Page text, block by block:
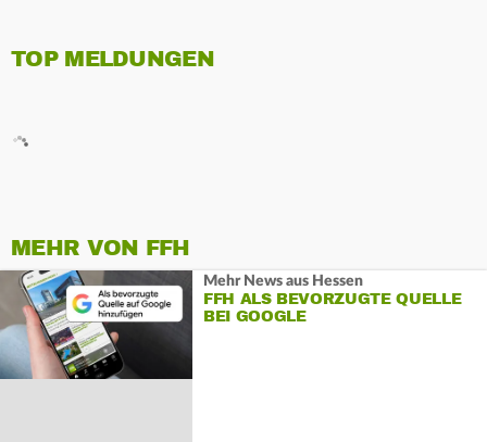
TOP MELDUNGEN
MEHR VON FFH
Mehr News aus Hessen
FFH ALS BEVORZUGTE QUELLE
BEI GOOGLE